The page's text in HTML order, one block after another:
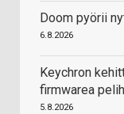
Doom pyörii
6.8.2026
Keychron
firmwarea
5.8.2026